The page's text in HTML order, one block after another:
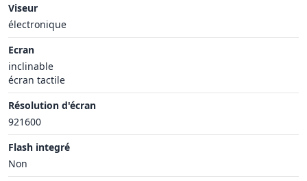
Viseur
électronique
Ecran
inclinable
écran tactile
Résolution d'écran
921600
Flash integré
Non